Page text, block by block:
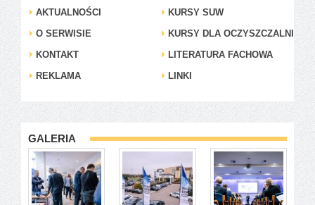
AKTUALNOŚCI
KURSY SUW
O SERWISIE
KURSY DLA OCZYSZCZALNI
KONTAKT
LITERATURA FACHOWA
REKLAMA
LINKI
GALERIA